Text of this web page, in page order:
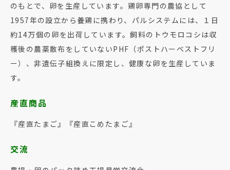
のもとで、卵を生産しています。鶏卵専門の農協として
1957年の設立から養鶏に携わり、パルシステムには、１日
約14万個の卵を出荷しています。飼料のトウモロコシは収
穫後の農薬散布をしていないPHF（ポストハーベストフリ
ー）、非遺伝子組換えに限定し、健康な卵を生産していま
す。
産直商品
『産直たまご』『産直こめたまご』
交流